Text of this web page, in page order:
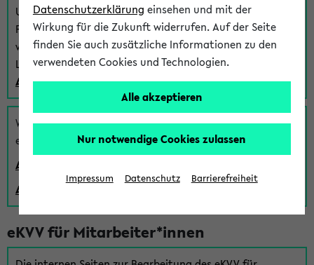
Um sich einen Stundenplan zu erstellen und alle weiteren
Funktionen des eKVVs für Studierende zu nutzen,
verwenden Sie diesen Link zur Anmeldung über Ihr Uni
Login:
Anmeldung zum eKVV der Studierenden
Wenn Sie (noch) kein Uni Login haben, können Sie das
eKVV auch über einen Gastzugang verwenden:
Anmeldung über einen vorhandenen Gastzugang
Anlegen eines neuen Gastzugangs
eKVV für Mitarbeiter*innen
Datenschutzerklärung einsehen und mit der
Wirkung für die Zukunft widerrufen. Auf der Seite
finden Sie auch zusätzliche Informationen zu den
verwendeten Cookies und Technologien.
Alle akzeptieren
Nur notwendige Cookies zulassen
Impressum Datenschutz Barrierefreiheit